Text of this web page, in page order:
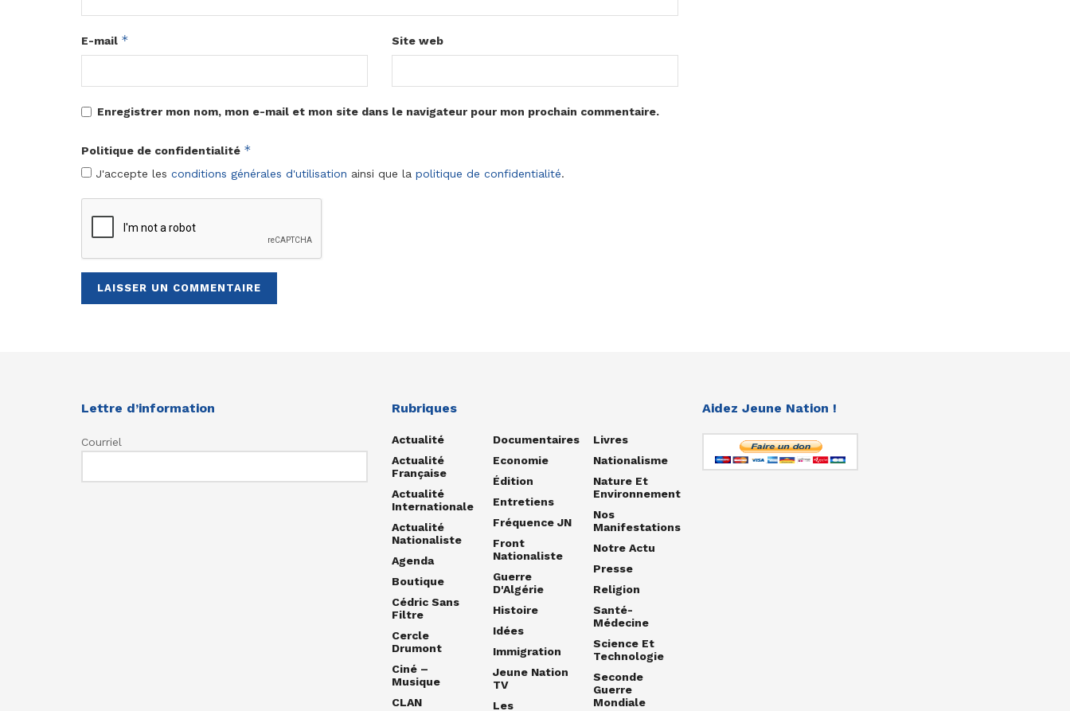
E-mail * Site web
Enregistrer mon nom, mon e-mail et mon site dans le navigateur pour mon prochain commentaire.
Politique de confidentialité *
J'accepte les conditions générales d'utilisation ainsi que la politique de confidentialité.
Lettre d’information
Courriel
Rubriques
Actualité
Actualité
Française
Actualité
Internationale
Actualité
Nationaliste
Agenda
Boutique
Cédric Sans
Filtre
Cercle
Drumont
Ciné –
Musique
CLAN
Documentaires
Economie
Édition
Entretiens
Fréquence JN
Front
Nationaliste
Guerre
D'Algérie
Histoire
Idées
Immigration
Jeune Nation
TV
Les
Livres
Nationalisme
Nature Et
Environnement
Nos
Manifestations
Notre Actu
Presse
Religion
Santé-
Médecine
Science Et
Technologie
Seconde
Guerre
Mondiale
Aidez Jeune Nation !